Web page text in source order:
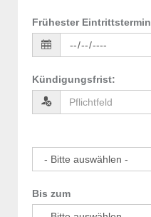
Frühester Eintrittstermin
Kündigungsfrist:
Bis zum